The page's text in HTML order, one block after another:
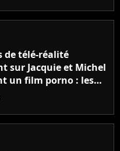
de télé-réalité
sur Jacquie et Michel
un film porno : les
du tournage